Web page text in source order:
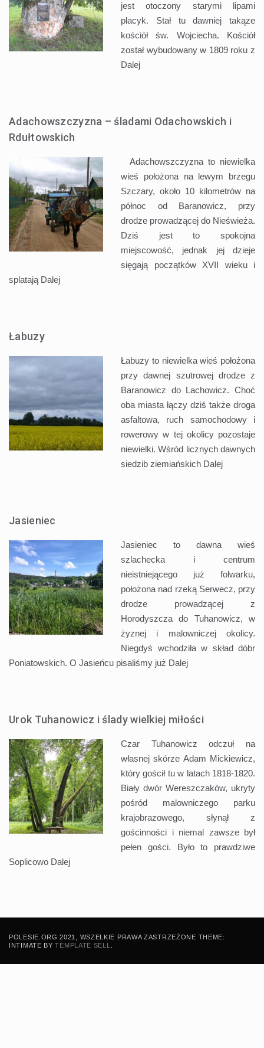
jest otoczony starymi lipami
placyk. Stał tu dawniej takąze
kościół św. Wojciecha. Kościół
został wybudowany w 1809 roku z
Dalej
Adachowszczyzna – śladami Odachowskich i
Rdułtowskich
Adachowszczyzna to niewielka
wieś położona na lewym brzegu
Szczary, około 10 kilometrów na
północ od Baranowicz, przy
drodze prowadzącej do Nieświeża.
Dziś jest to spokojna
miejscowość, jednak jej dzieje
sięgają początków XVII wieku i
splatają Dalej
Łabuzy
Łabuzy to niewielka wieś położona
przy dawnej szutrowej drodze z
Baranowicz do Lachowicz. Choć
oba miasta łączy dziś także droga
asfaltowa, ruch samochodowy i
rowerowy w tej okolicy pozostaje
niewielki. Wśród licznych dawnych
siedzib ziemiańskich Dalej
Jasieniec
Jasieniec to dawna wieś
szlachecka i centrum
nieistniejącego już folwarku,
położona nad rzeką Serwecz, przy
drodze prowadzącej z
Horodyszcza do Tuhanowicz, w
żyznej i malowniczej okolicy.
Niegdyś wchodziła w skład dóbr
Poniatowskich. O Jasieńcu pisaliśmy już Dalej
Urok Tuhanowicz i ślady wielkiej miłości
Czar Tuhanowicz odczuł na
własnej skórze Adam Mickiewicz,
który gościł tu w latach 1818-1820.
Biały dwór Wereszczaków, ukryty
pośród malowniczego parku
krajobrazowego, słynął z
gościnności i niemal zawsze był
pełen gości. Było to prawdziwe
Soplicowo Dalej
POLESIE.ORG 2021, WSZELKIE PRAWA ZASTRZEŻONE THEME:
INTIMATE BYTEMPLATE SELL